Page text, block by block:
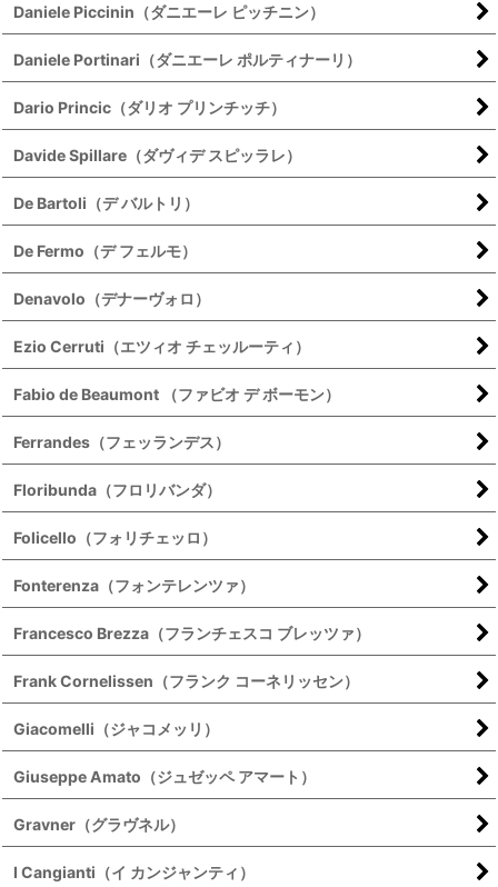
Daniele Piccinin（ダニエーレ ピッチニン）
Daniele Portinari（ダニエーレ ポルティナーリ）
Dario Princic（ダリオ プリンチッチ）
Davide Spillare（ダヴィデ スピッラレ）
De Bartoli（デ バルトリ）
De Fermo（デ フェルモ）
Denavolo（デナーヴォロ）
Ezio Cerruti（エツィオ チェッルーティ）
Fabio de Beaumont （ファビオ デ ボーモン）
Ferrandes（フェッランデス）
Floribunda（フロリバンダ）
Folicello（フォリチェッロ）
Fonterenza（フォンテレンツァ）
Francesco Brezza（フランチェスコ ブレッツァ）
Frank Cornelissen（フランク コーネリッセン）
Giacomelli（ジャコメッリ）
Giuseppe Amato（ジュゼッペ アマート）
Gravner（グラヴネル）
I Cangianti（イ カンジャンティ）